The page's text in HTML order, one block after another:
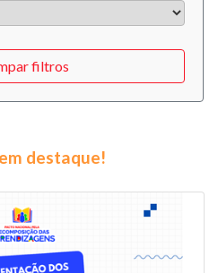
filtros
destaque!